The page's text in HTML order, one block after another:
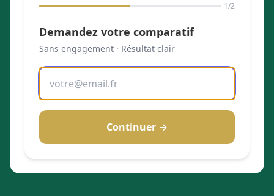
1/2
Demandez votre comparatif
Sans engagement · Résultat clair
Continuer →